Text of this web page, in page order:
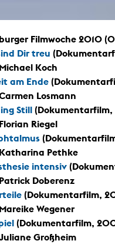
Filmwoche 2010
Dir treu
Koch
am Ende
Losmann
Still
Riegel
Pethke
intensiv
Doberenz
(Dokumentarfilm,
Wegener
(Dokumentarfilm,
Großheim